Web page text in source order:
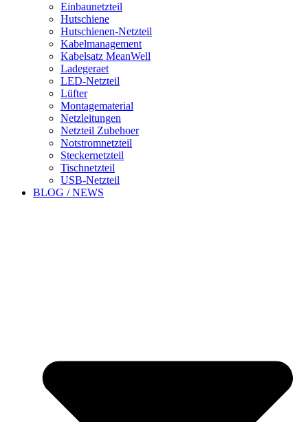
Einbaunetzteil
Hutschiene
Hutschienen-Netzteil
Kabelmanagement
Kabelsatz MeanWell
Ladegeraet
LED-Netzteil
Lüfter
Montagematerial
Netzleitungen
Netzteil Zubehoer
Notstromnetzteil
Steckernetzteil
Tischnetzteil
USB-Netzteil
BLOG / NEWS